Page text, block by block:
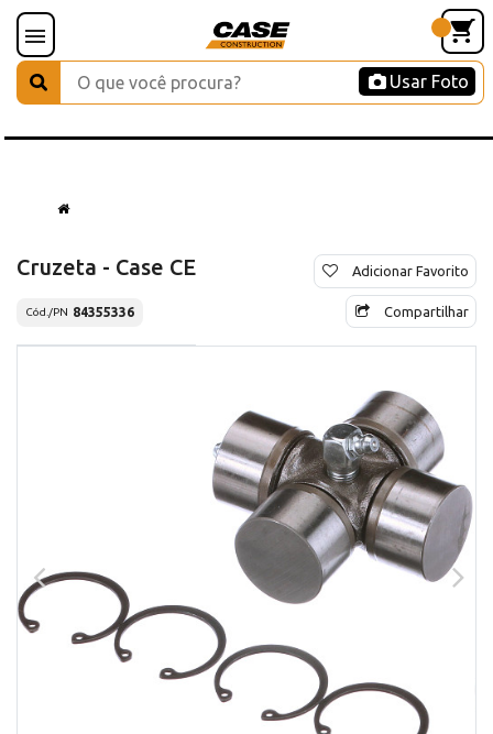
Usar Foto
Cruzeta - Case CE
Cód./PN 84355336
Adicionar Favorito
Compartilhar